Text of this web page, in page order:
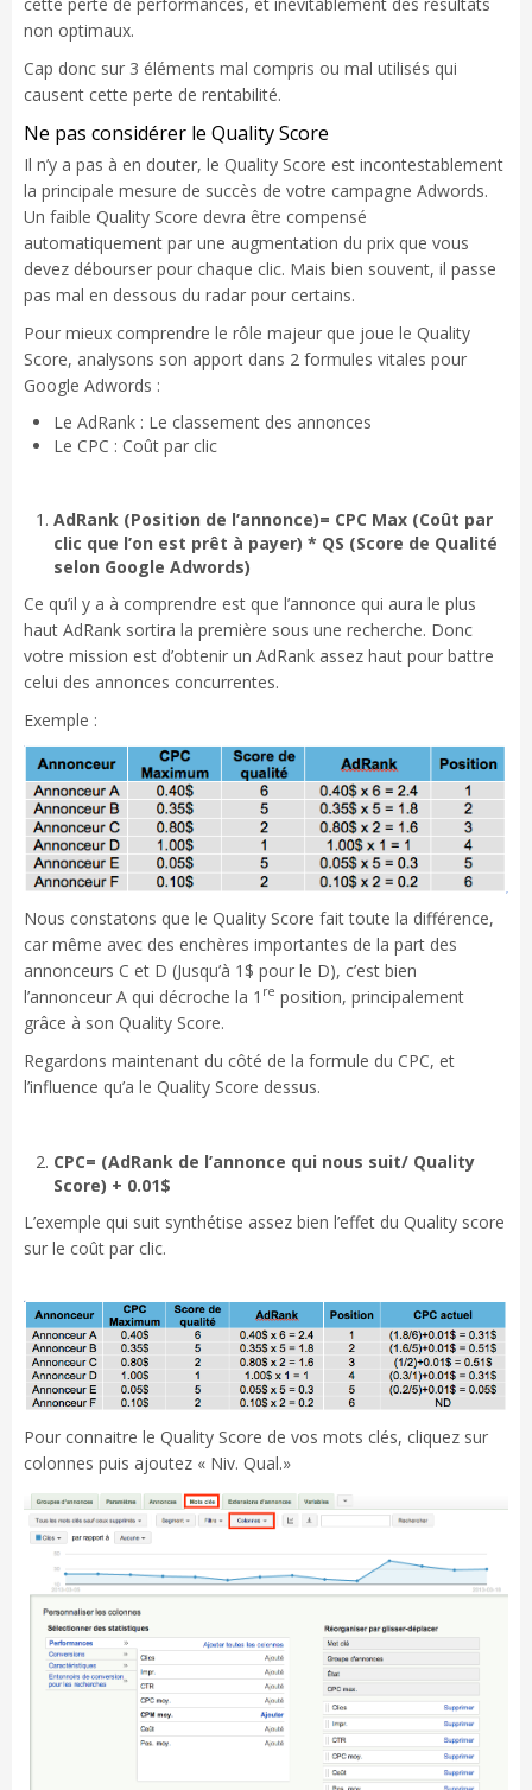
non optimaux.
Cap donc sur 3 éléments mal compris ou mal utilisés qui
causent cette perte de rentabilité.
Ne pas considérer le Quality Score
Il n’y a pas à en douter, le Quality Score est incontestablement
la principale mesure de succès de votre campagne Adwords.
Un faible Quality Score devra être compensé
automatiquement par une augmentation du prix que vous
devez débourser pour chaque clic. Mais bien souvent, il passe
pas mal en dessous du radar pour certains.
Pour mieux comprendre le rôle majeur que joue le Quality
Score, analysons son apport dans 2 formules vitales pour
Google Adwords :
Le AdRank : Le classement des annonces
Le CPC : Coût par clic
AdRank (Position de l’annonce)= CPC Max (Coût par
clic que l’on est prêt à payer) * QS (Score de Qualité
selon Google Adwords)
Ce qu’il y a à comprendre est que l’annonce qui aura le plus
haut AdRank sortira la première sous une recherche. Donc
votre mission est d’obtenir un AdRank assez haut pour battre
celui des annonces concurrentes.
Exemple :
Nous constatons que le Quality Score fait toute la différence,
car même avec des enchères importantes de la part des
annonceurs C et D (Jusqu’à 1$ pour le D), c’est bien
l’annonceur A qui décroche la 1 re position, principalement
grâce à son Quality Score.
Regardons maintenant du côté de la formule du CPC, et
l’influence qu’a le Quality Score dessus.
CPC= (AdRank de l’annonce qui nous suit/ Quality
Score) + 0.01$
L’exemple qui suit synthétise assez bien l’effet du Quality score
sur le coût par clic.
Pour connaitre le Quality Score de vos mots clés, cliquez sur
colonnes puis ajoutez « Niv. Qual.»